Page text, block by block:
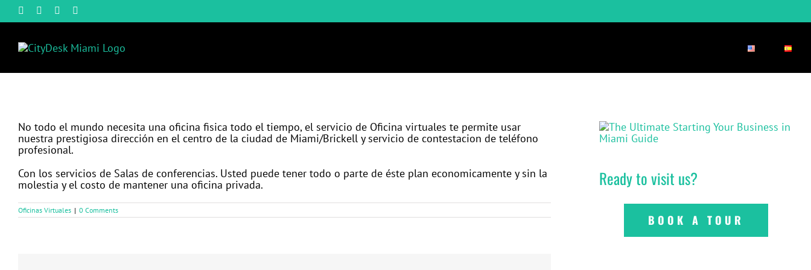
Skip
Facebook YouTube
No todo el mundo necesita una oficina fisica todo el tiempo, el servicio de Oficina virtuales te permite usar
nuestra prestigiosa dirección en el centro de la ciudad de Miami/Brickell y servicio de contestacion de teléfono
profesional.
Con los servicios de Salas de conferencias. Usted puede tener todo o parte de éste plan economicamente y sin la
molestia y el costo de mantener una oficina privada.
Oficinas Virtuales | 0 Comments
Ready to visit us?
BOOK A TOUR